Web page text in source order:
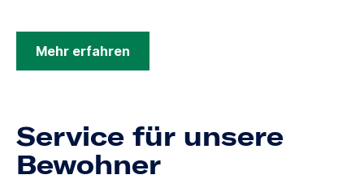
Mehr erfahren
Service für unsere
Bewohner